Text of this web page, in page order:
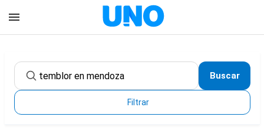
Buscar
Filtrar